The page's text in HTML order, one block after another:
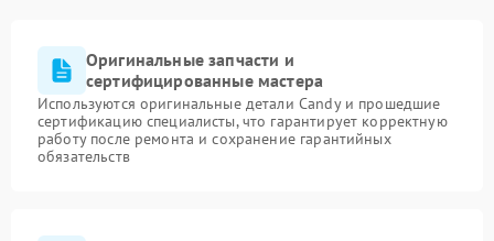
Оригинальные запчасти и
сертифицированные мастера
Используются оригинальные детали Candy и прошедшие
сертификацию специалисты, что гарантирует корректную
работу после ремонта и сохранение гарантийных
обязательств